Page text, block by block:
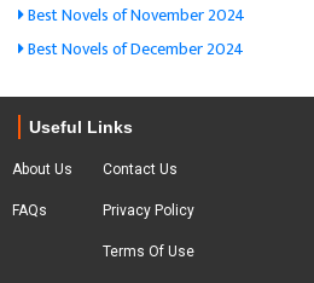
Best Novels of November 2024
Best Novels of December 2024
Useful Links
About Us
FAQs
Contact Us
Privacy Policy
Terms Of Use